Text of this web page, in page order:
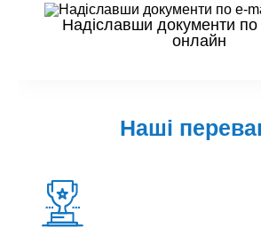
Надіславши документи
онлайн
Наші